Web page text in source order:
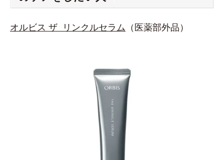
オルビス ザ リンクルセラム （医薬部外品）